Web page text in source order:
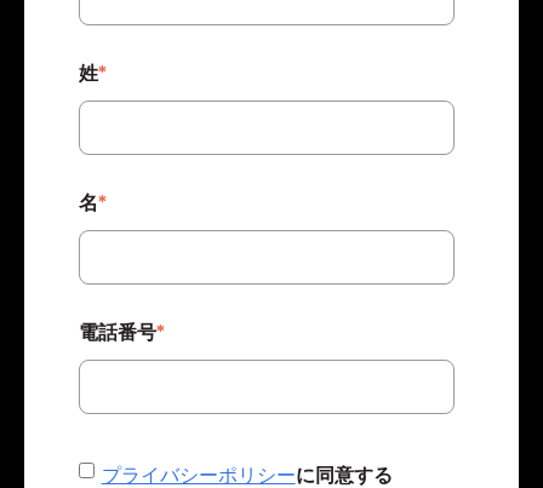
姓*
名*
電話番号*
プライバシーポリシーに同意する